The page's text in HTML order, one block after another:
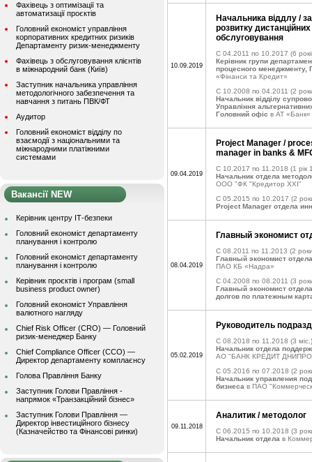
Фахівець з оптимізації та
автоматизації проєктів
Головний економіст управління
корпоративних кредитних ризиків
Департаменту ризик-менеджменту
Фахівець з обслуговування клієнтів
в міжнародний банк (Київ)
Заступник начальника управління
методологічного забезпечення та
навчання з питань ПВК/ФТ
Аудитор
Головний економіст відділу по
взаємодії з національними та
міжнародними платіжними
системами
Вакансії NEW
Керівник центру ІТ-безпеки
Головний економіст департаменту
планування і контролю
Головний економіст департаменту
планування і контролю
Керівник проєктів і програм (small
business product owner)
Головний економіст Управління
валютного нагляду
Chief Risk Officer (CRO) — Головний
ризик-менеджер Банку
Chief Compliance Officer (CCO) —
Директор департаменту комплаєнсу
Голова Правління Банку
Заступник Голови Правління -
напрямок «Транзакційний бізнес»
Заступник Голови Правління —
Директор інвестиційного бізнесу
(Казначейство та Фінансові ринки)
10.09.2019
Начальника віддлу /
розвитку дистанційних
обслуговування
C 04.2011 по 10.2017 (6
Керівник групи
процесного менеджменту,
«Фінанси та Кредит»
C 10.2008 по 04.2011 (2
Начальник відділу
Управління
Головний офіс в АТ
09.04.2019
Project Manager /
manager in banks &
C 10.2017 по 11.2018 (1 рік
Начальник отдела
ООО "ФК "Кредитор ХХІ"
C 05.2015 по 10.2017 (2
Project Manager отдела
08.04.2019
Главный экономист
C 08.2011 по 11.2013 (2
Главный экономист
ПАО КБ «Надра»
C 04.2008 по 08.2011 (3
Главный экономист
долгов по платежным
05.02.2019
Руководитель
C 08.2018 по 11.2018 (3 міс.)
Начальник отдела
АО "БАНК КРЕДИТ
C 05.2016 по 07.2018 (2
Начальник управления
бизнеса в ПАО
09.11.2018
Аналитик / методолог
C 06.2015 по 10.2018 (3
Начальник отдела в